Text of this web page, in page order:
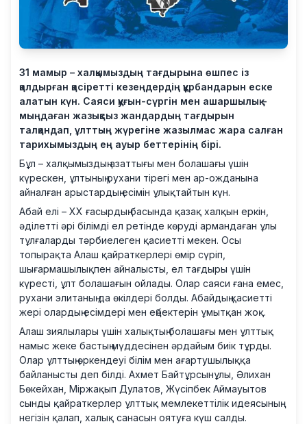
31 мамыр – халқымыздың тағдырына өшпес із
қалдырған қасіретті кезеңдердің құрбандарын еске
алатын күн. Саяси қуғын-сүргін мен ашаршылық –
мыңдаған жазықсыз жандардың тағдырын
талқандап, ұлттың жүрегіне жазылмас жара салған
тарихымыздың ең ауыр беттерінің бірі.
Бұл – халқымыздың азаттығы мен болашағы үшін
күрескен, ұлтының рухани тірегі мен ар-ожданына
айналған арыстардың есімін ұлықтайтын күн.
Абай елі – ХХ ғасырдың басында қазақ халқын еркін,
әділетті әрі білімді ел ретінде көруді армандаған ұлы
тұлғаларды тәрбиелеген қасиетті мекен. Осы
топырақта Алаш қайраткерлері өмір сүріп,
шығармашылықпен айналысты, ел тағдыры үшін
күресті, ұлт болашағын ойлады. Олар саяси ғана емес,
рухани элитаның да өкілдері болды. Абайдың қасиетті
жері олардың есімдері мен еңбектерін ұмытқан жоқ.
Алаш зиялылары үшін халықтың болашағы мен ұлттық
намыс жеке бастың мүддесінен әрдайым биік тұрды.
Олар ұлттың өркендеуі білім мен ағартушылыққа
байланысты деп білді. Ахмет Байтұрсынұлы, Әлихан
Бөкейхан, Міржақып Дулатов, Жүсіпбек Аймауытов
сынды қайраткерлер ұлттық мемлекеттілік идеясының
негізін қалап, халық санасын оятуға күш салды.